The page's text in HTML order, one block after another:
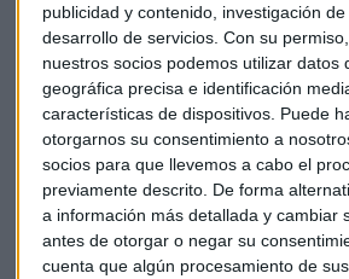
publicidad y contenido, investigación
desarrollo de servicios. Con su
nuestros socios podemos utilizar datos
geográfica precisa e identificación
características de dispositivos. Puede
otorgarnos su consentimiento a
socios para que llevemos a cabo el
previamente descrito. De forma
a información más detallada y cambiar
antes de otorgar o negar su
cuenta que algún procesamiento de
Capital Radio / 2024-04-08
El banquero, de 68 años y de padres
América, no descarta tipos de interés al
desgaste del sueño americano,
reconoce que EEUU ha dormido
centrado en economía y advierte de
impacto similar a la electricidad.
carta a los accionistas fortalecer y
internacional.